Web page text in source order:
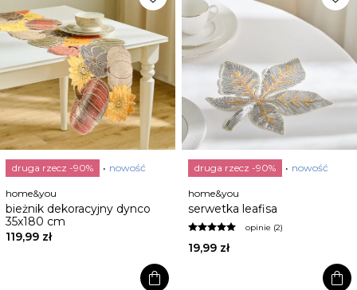
druga rzecz -90% nowość
home&you
bieżnik dekoracyjny dynco
35x180 cm
119,99 zł
shopping_bag
druga rzecz -90% nowość
home&you
serwetka leafisa
opinie (2)
19,99 zł
shopping_bag